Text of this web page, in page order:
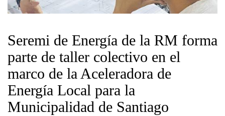
Seremi de Energía de la RM forma
parte de taller colectivo en el
marco de la Aceleradora de
Energía Local para la
Municipalidad de Santiago